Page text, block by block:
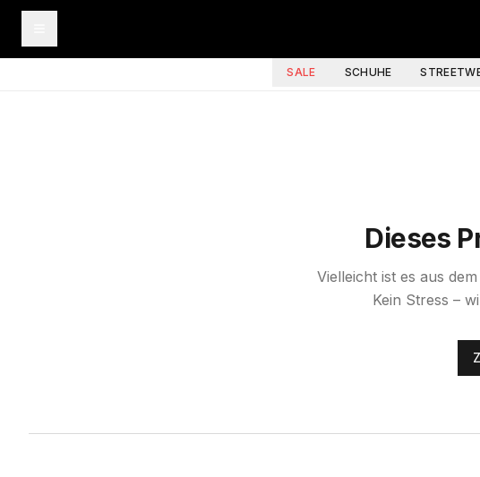
SALE SCHUHE
Dieses
Vielleicht ist es aus
Kein Stress –